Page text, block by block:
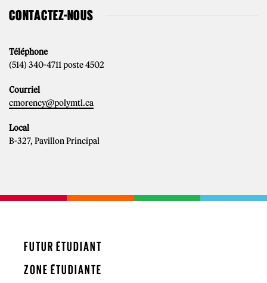
CONTACTEZ-NOUS
Téléphone
(514) 340-4711 poste 4502
Courriel
cmorency@polymtl.ca
Local
B-327, Pavillon Principal
FUTUR ÉTUDIANT
ZONE ÉTUDIANTE